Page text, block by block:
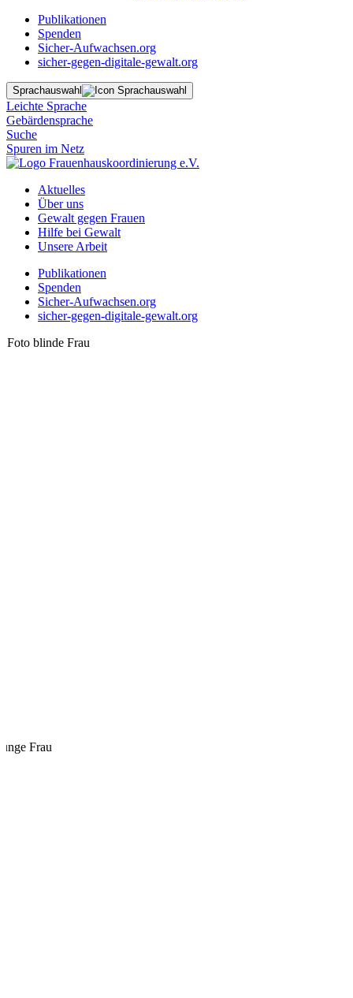
Publikationen
Spenden
Sicher-Aufwachsen.org
sicher-gegen-digitale-gewalt.org
Sprachauswahl
Leichte Sprache
Gebärdensprache
Suche
Spuren im Netz
Aktuelles
Über uns
Gewalt gegen Frauen
Hilfe bei Gewalt
Unsere Arbeit
Publikationen
Spenden
Sicher-Aufwachsen.org
sicher-gegen-digitale-gewalt.org